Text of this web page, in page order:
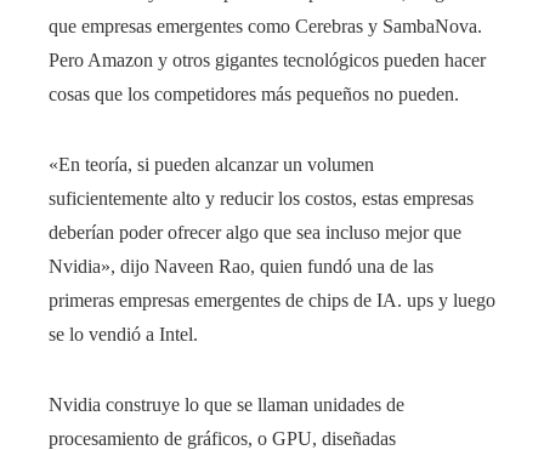
que empresas emergentes como Cerebras y SambaNova.
Pero Amazon y otros gigantes tecnológicos pueden hacer
cosas que los competidores más pequeños no pueden.
«En teoría, si pueden alcanzar un volumen
suficientemente alto y reducir los costos, estas empresas
deberían poder ofrecer algo que sea incluso mejor que
Nvidia», dijo Naveen Rao, quien fundó una de las
primeras empresas emergentes de chips de IA. ups y luego
se lo vendió a Intel.
Nvidia construye lo que se llaman unidades de
procesamiento de gráficos, o GPU, diseñadas